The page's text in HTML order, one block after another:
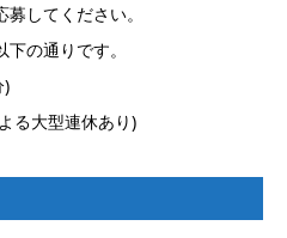
してください。
の通りです。
)
る大型連休あり)